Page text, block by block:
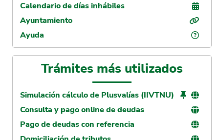
Calendario de días inhábiles
Ayuntamiento
Ayuda
Trámites más utilizados
Simulación cálculo de Plusvalías (IIVTNU)
Consulta y pago online de deudas
Pago de deudas con referencia